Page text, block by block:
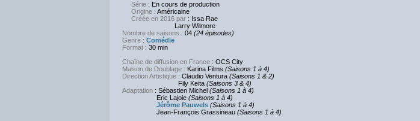
Série : En cours de production
Origine : Américaine
Créée en 2016 par : Issa Rae
Larry Wilmore
Nombre de saisons : 04 (24 épisodes)
Genre : Comédie
Format : 30 min
Chaîne de diffusion en France : OCS City
Maison de Doublage : Karina Films (Saisons 1 à 4)
Direction Artistique : Claudio Ventura (Saisons 1 & 2)
Fily Keita (Saisons 3 & 4)
Adaptation : Sébastien Michel (Saisons 1 à 4)
Eric Lajoie (Saisons 1 à 4)
Jérôme Pauwels (Saisons 1 à 4)
Jean-François Grassineau (Saisons 1 à 4)